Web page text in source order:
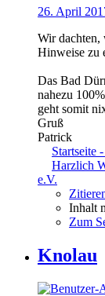
26. April
Wir dachten,
Hinweise zu
Das Bad
nahezu
geht somit
Gruß
Patrick
Startseite
Harzlich
e.V.
Inhalt
Zum
Knolau